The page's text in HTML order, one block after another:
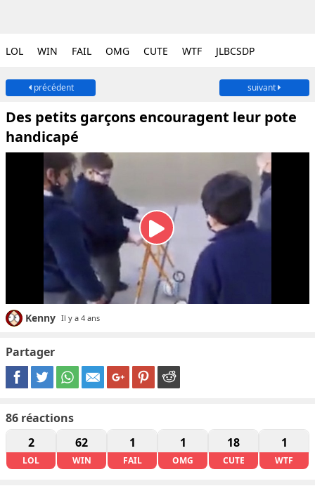
LOL WIN FAIL OMG CUTE WTF JLBCSDP
précédent suivant
Des petits garçons encouragent leur pote
handicapé
Kenny Il y a 4 ans
Partager
86 réactions
2
LOL
62
WIN
1
FAIL
1
OMG
18
CUTE
1
WTF